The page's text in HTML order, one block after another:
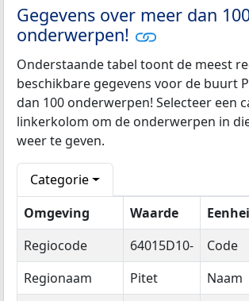
Gegevens over meer dan
onderwerpen!
Onderstaande tabel toont de meest
beschikbare gegevens voor de buurt
dan 100 onderwerpen! Selecteer een
linkerkolom om de onderwerpen in
weer te geven.
Categorie
Omgeving
Waarde
Regiocode
64015D10- Code
Regionaam
Pitet Naam